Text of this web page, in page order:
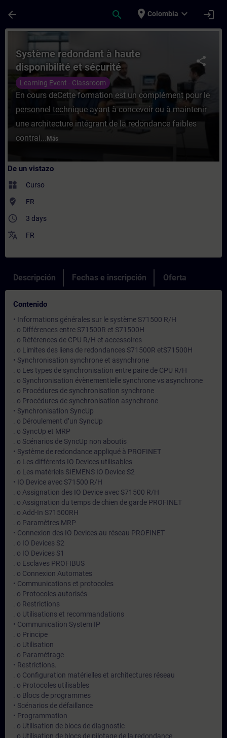
arrow_back search place Colombia expand_more login
Curso - Système redondant à haute
share
Système redondant à haute
disponibilité et sécurité
Learning Event - Classroom
En cours deCette formation est un complément pour le
personnel technique ayant à concevoir ou à maintenir
une architecture intégrant de la redondance faibles
contrai... Más
De un vistazo
widgets Curso
where_to_vote FR
access_time 3 days
translate FR
Descripción Fechas e inscripción Oferta
Contenido
• Informations générales sur le système S71500 R/H
. o Différences entre S71500R et S71500H
. o Références de CPU R/H et accessoires
. o Limites des liens de redondances S71500R etS71500H
• Synchronisation synchrone et asynchrone
. o Les types de synchronisation entre paire de CPU R/H
. o Synchronisation évènementielle synchrone vs asynchrone
. o Procédures de synchronisation synchrone
. o Procédures de synchronisation asynchrone
• Synchronisation SyncUp
. o Déroulement d’un SyncUp
. o SyncUp et MRP
. o Scénarios de SyncUp non aboutis
• Système de redondance appliqué à PROFINET
. o Les différents IO Devices utilisables
. o Les matériels SIEMENS IO Device S2
• IO Device avec S71500 R/H
. o Assignation des IO Device avec S71500 R/H
. o Assignation du temps de chien de garde PROFINET
. o Add-In S71500RH
. o Paramètres MRP
• Connexion des IO Devices au réseau PROFINET
. o IO Devices S2
. o IO Devices S1
. o Esclaves PROFIBUS
. o Connexion Automates
• Communications et protocoles
. o Protocoles autorisés
. o Restrictions
. o Utilisations et recommandations
• Communication System IP
. o Principe
. o Utilisation
. o Paramétrage
• Restrictions.
. o Configuration matérielles et architectures réseau
. o Protocoles utilisables
. o Blocs de programmes
• Scénarios de défaillance
• Programmation
. o Utilisation de blocs de diagnostic
. o Utilisation de blocs de pilotage de la redondance